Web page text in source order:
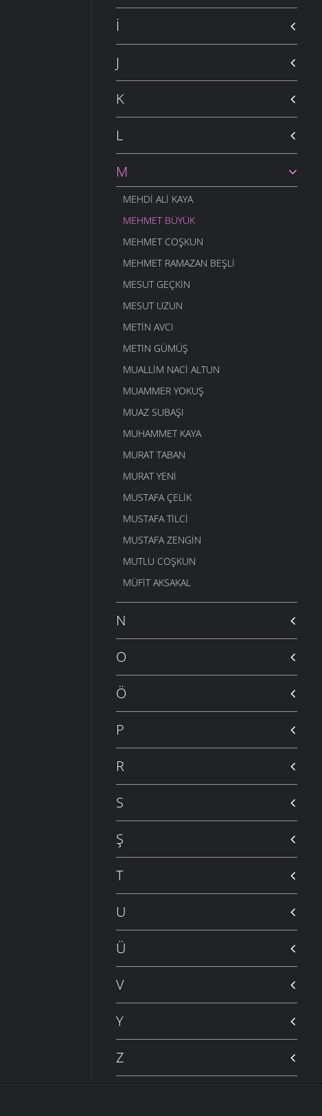
İ
J
K
L
M
MEHDI ALI KAYA
MEHMET BÜYÜK
MEHMET COŞKUN
MEHMET RAMAZAN BEŞLI
MESUT GEÇKIN
MESUT UZUN
METIN AVCI
METIN GÜMÜŞ
MUALLIM NACI ALTUN
MUAMMER YOKUŞ
MUAZ SUBAŞI
MUHAMMET KAYA
MURAT TABAN
MURAT YENI
MUSTAFA ÇELIK
MUSTAFA TILCI
MUSTAFA ZENGIN
MUTLU COŞKUN
MÜFIT AKSAKAL
N
O
Ö
P
R
S
Ş
T
U
Ü
V
Y
Z